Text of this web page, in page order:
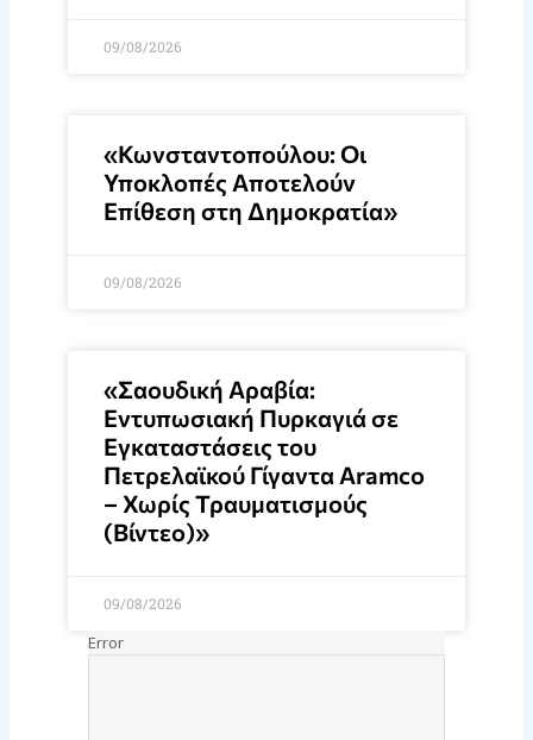
09/08/2026
«Κωνσταντοπούλου: Οι
Υποκλοπές Αποτελούν
Επίθεση στη Δημοκρατία»
09/08/2026
«Σαουδική Αραβία:
Εντυπωσιακή Πυρκαγιά σε
Εγκαταστάσεις του
Πετρελαϊκού Γίγαντα Aramco
– Χωρίς Τραυματισμούς
(Βίντεο)»
09/08/2026